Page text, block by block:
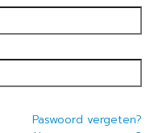
Paswoord vergeten?